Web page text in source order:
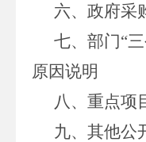
六、政府采
七、部门“
原因说明
八、重点项
九、其他公